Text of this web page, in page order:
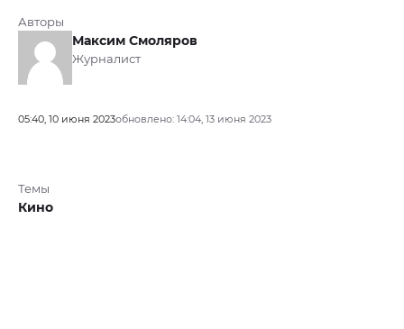
Авторы
Максим Смоляров
Журналист
05:40, 10 июня 2023обновлено: 14:04, 13 июня 2023
Темы
Кино